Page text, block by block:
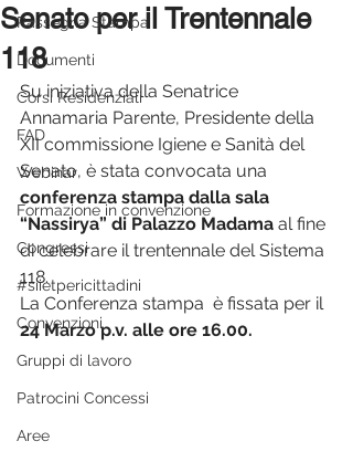
Rassegna Stampa
Documenti
Corsi Residenziali
FAD
Webinar
Formazione in convenzione
Congressi
#siietpericittadini
Convenzioni
Gruppi di lavoro
Patrocini Concessi
Aree
Senato per il Trentennale
118
Su iniziativa della Senatrice
Annamaria Parente, Presidente della
XII commissione Igiene e Sanità del
Senato, è stata convocata una
conferenza stampa dalla sala
“Nassirya” di Palazzo Madama al fine
di celebrare il trentennale del Sistema
118.
La Conferenza stampa  è fissata per il
24 Marzo p.v. alle ore 16.00.